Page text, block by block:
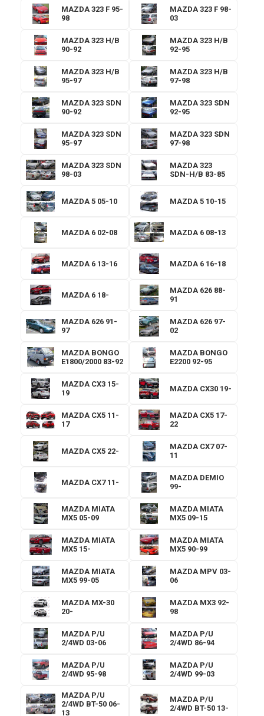
MAZDA 323 F 95-
98
MAZDA 323 F 98-
03
MAZDA 323 H/B
90-92
MAZDA 323 H/B
92-95
MAZDA 323 H/B
95-97
MAZDA 323 H/B
97-98
MAZDA 323 SDN
90-92
MAZDA 323 SDN
92-95
MAZDA 323 SDN
95-97
MAZDA 323 SDN
97-98
MAZDA 323 SDN
98-03
MAZDA 323
SDN-H/B 83-85
MAZDA 5 05-10 MAZDA 5 10-15
MAZDA 6 02-08 MAZDA 6 08-13
MAZDA 6 13-16 MAZDA 6 16-18
MAZDA 6 18-
MAZDA 626 88-
91
MAZDA 626 91-
97
MAZDA 626 97-
02
MAZDA BONGO
E1800/2000 83-92
MAZDA BONGO
E2200 92-95
MAZDA CX3 15-
19
MAZDA CX30 19-
MAZDA CX5 11-
17
MAZDA CX5 17-
22
MAZDA CX5 22-
MAZDA CX7 07-
11
MAZDA CX7 11-
MAZDA DEMIO
99-
MAZDA MIATA
MX5 05-09
MAZDA MIATA
MX5 09-15
MAZDA MIATA
MX5 15-
MAZDA MIATA
MX5 90-99
MAZDA MIATA
MX5 99-05
MAZDA MPV 03-
06
MAZDA MX-30
20-
MAZDA MX3 92-
98
MAZDA P/U
2/4WD 03-06
MAZDA P/U
2/4WD 86-94
MAZDA P/U
2/4WD 95-98
MAZDA P/U
2/4WD 99-03
MAZDA P/U
2/4WD BT-50 06-
13
MAZDA P/U
2/4WD BT-50 13-